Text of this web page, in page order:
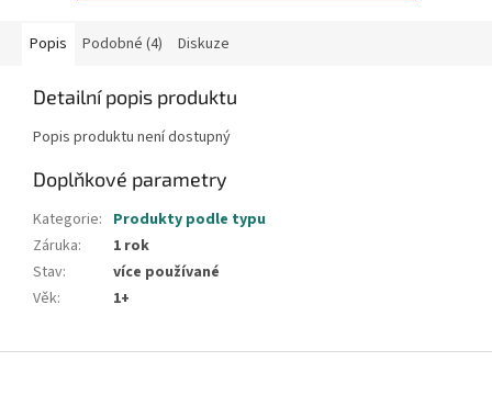
Popis Podobné (4) Diskuze
Detailní popis produktu
Popis produktu není dostupný
Doplňkové parametry
Kategorie: Produkty podle typu
Záruka:
1 rok
Stav:
více používané
Věk: 1+